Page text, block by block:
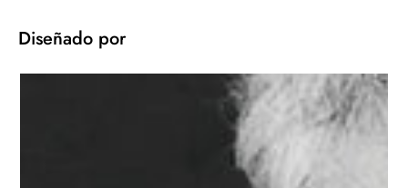
Diseñado por